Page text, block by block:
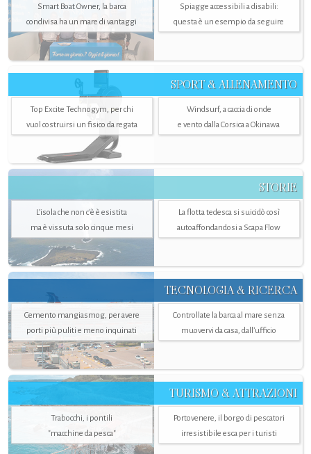
Smart Boat Owner, la barca
condivisa ha un mare di vantaggi
Spiagge accessibili a disabili:
questa è un esempio da seguire
SPORT & ALLENAMENTO
Top Excite Technogym, per chi
vuol costruirsi un fisico da regata
Windsurf, a caccia di onde
e vento dalla Corsica a Okinawa
STORIE
L’isola che non c'è è esistita
ma è vissuta solo cinque mesi
La flotta tedesca si suicidò così
autoaffondandosi a Scapa Flow
TECNOLOGIA & RICERCA
Cemento mangiasmog, per avere
porti più puliti e meno inquinati
Controllate la barca al mare senza
muovervi da casa, dall’ufficio
TURISMO & ATTRAZIONI
Trabocchi, i pontili
"macchine da pesca"
Portovenere, il borgo di pescatori
irresistibile esca per i turisti